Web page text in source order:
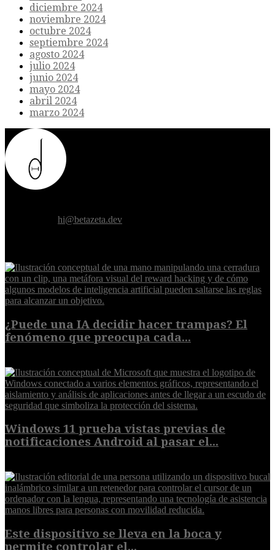
diciembre 2024
noviembre 2024
octubre 2024
septiembre 2024
agosto 2024
julio 2024
junio 2024
mayo 2024
abril 2024
marzo 2024
hi@betazeta.dev
¿Puede una IA decidir hacer trampas? El
fenómeno que preocupa cada...
Windows 11 prueba vistas previas de
notificaciones Android al pasar el...
Este dispositivo se lleva en la boca y
permite controlar el...